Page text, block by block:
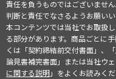
責任を負うものではございませ
判断と責任でなさるようお願いい
本コンテンツでは当社でお取扱
る部分があります。商品ごとに
くは「契約締結前交付書面」、
論見書補完書面」または当社ウ
に関する説明」をよくお読みくだ